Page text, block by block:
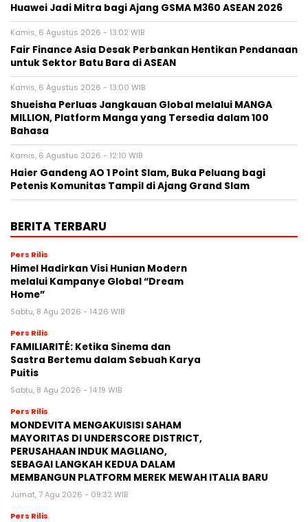
Huawei Jadi Mitra bagi Ajang GSMA M360 ASEAN 2026
Kamis, 6 Agustus 2026 - 13:02 WIB
Fair Finance Asia Desak Perbankan Hentikan Pendanaan
untuk Sektor Batu Bara di ASEAN
Kamis, 6 Agustus 2026 - 13:00 WIB
Shueisha Perluas Jangkauan Global melalui MANGA
MILLION, Platform Manga yang Tersedia dalam 100
Bahasa
Kamis, 6 Agustus 2026 - 12:10 WIB
Haier Gandeng AO 1 Point Slam, Buka Peluang bagi
Petenis Komunitas Tampil di Ajang Grand Slam
BERITA TERBARU
Pers Rilis
Himel Hadirkan Visi Hunian Modern
melalui Kampanye Global “Dream
Home”
Sabtu, 8 Agu 2026 - 14:26 WIB
Pers Rilis
FAMILIARITÉ: Ketika Sinema dan
Sastra Bertemu dalam Sebuah Karya
Puitis
Sabtu, 8 Agu 2026 - 14:19 WIB
Pers Rilis
MONDEVITA MENGAKUISISI SAHAM
MAYORITAS DI UNDERSCORE DISTRICT,
PERUSAHAAN INDUK MAGLIANO,
SEBAGAI LANGKAH KEDUA DALAM
MEMBANGUN PLATFORM MEREK MEWAH ITALIA BARU
Jumat, 7 Agu 2026 - 09:32 WIB
Pers Rilis